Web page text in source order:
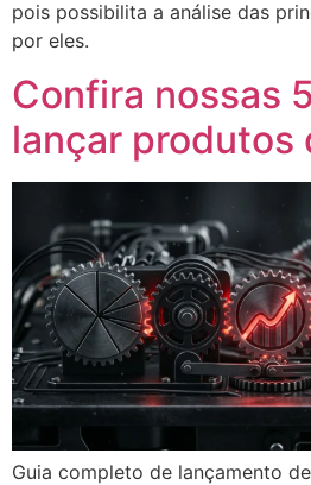
pois possibilita a análise das
por eles.
Confira nossas
lançar produtos
Guia completo de lançamento